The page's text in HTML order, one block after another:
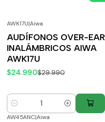
AWK17U|Aiwa
AUDÍFONOS OVER-EAR
INALÁMBRICOS AIWA
AWK17U
$24.990$29.990
Cantidad
AW45ANC|Aiwa